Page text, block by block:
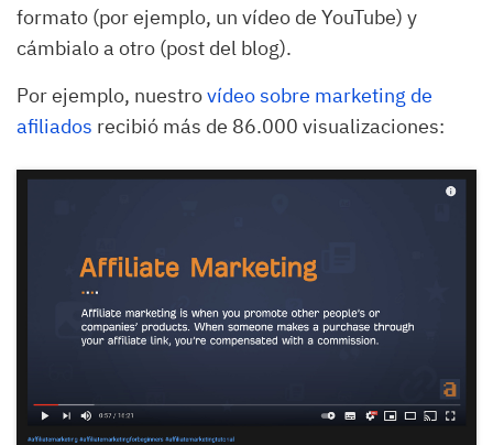
formato (por ejemplo, un vídeo de YouTube) y
cámbialo a otro (post del blog).
Por ejemplo, nuestrovídeo sobre marketing de
afiliados recibió más de 86.000 visualizaciones: